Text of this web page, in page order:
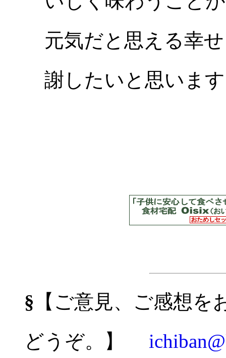
元気だと思える幸
謝したいと思いま
§ 【ご意見、ご感想
どうぞ。】